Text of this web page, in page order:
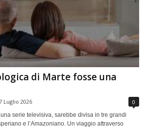
di Marte fosse una
Luglio 2026 0
serie televisiva, sarebbe divisa in tre grandi
e l’Amazoniano. Un viaggio attraverso